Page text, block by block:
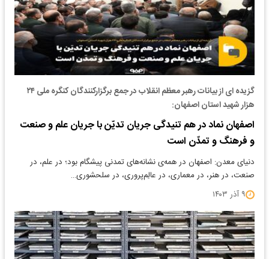
گزیده ای از بیانات رهبر معظم انقلاب در جمع برگزارکنندگان کنگره ملی ۲۴
هزار شهید استان اصفهان:
اصفهان نماد در هم تنیدگی جریان تدیّن با جریان علم و صنعت
و فرهنگ و تمدّن است
دنیای معدن: اصفهان در همه‌ی نشانه‌های تمدنی پیشگام بود؛ در علم، در
صنعت، در هنر، در معماری، در عالِم‌پروری، در سلحشوری…
۹ آذر ۱۴۰۳